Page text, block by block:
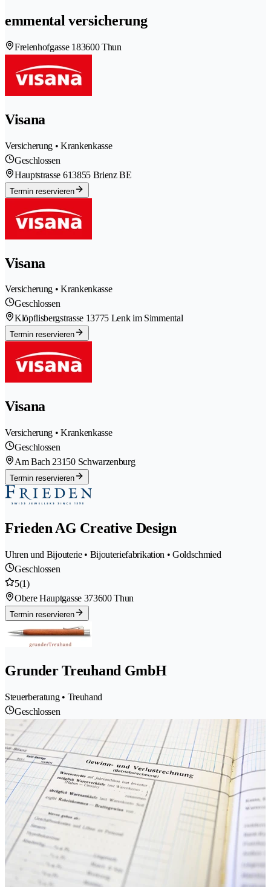
emmental versicherung
Freienhofgasse 183600 Thun
Visana
Versicherung • Krankenkasse
Geschlossen
Hauptstrasse 613855 Brienz BE
Termin reservieren
Visana
Versicherung • Krankenkasse
Geschlossen
Klöpflisbergstrasse 13775 Lenk im Simmental
Termin reservieren
Visana
Versicherung • Krankenkasse
Geschlossen
Am Bach 23150 Schwarzenburg
Termin reservieren
Frieden AG Creative Design
Uhren und Bijouterie • Bijouteriefabrikation • Goldschmied
Geschlossen
5(1)
Obere Hauptgasse 373600 Thun
Termin reservieren
Grunder Treuhand GmbH
Steuerberatung • Treuhand
Geschlossen